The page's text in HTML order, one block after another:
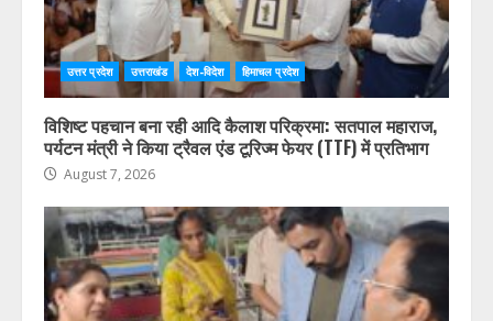
उत्तर प्रदेश उत्तराखंड देश-विदेश हिमाचल प्रदेश
विशिष्ट पहचान बना रही आदि कैलाश परिक्रमा: सतपाल महाराज,
पर्यटन मंत्री ने किया ट्रैवल एंड टूरिज्म फेयर (TTF) में प्रतिभाग
August 7, 2026